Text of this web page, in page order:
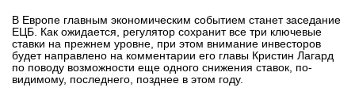
В Европе главным экономическим событием станет заседание
ЕЦБ. Как ожидается, регулятор сохранит все три ключевые
ставки на прежнем уровне, при этом внимание инвесторов
будет направлено на комментарии его главы Кристин Лагард
по поводу возможности еще одного снижения ставок, по-
видимому, последнего, позднее в этом году.